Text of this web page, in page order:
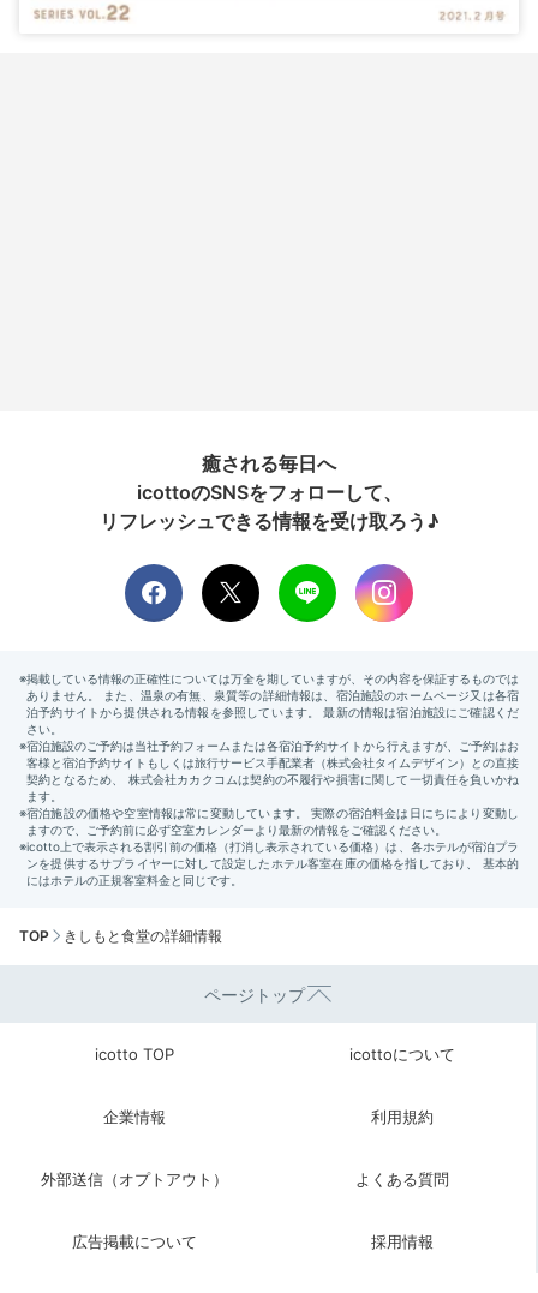
癒される毎日へ
icottoのSNSをフォローして、
リフレッシュできる情報を受け取ろう♪
TOP きしもと食堂の詳細情報
ページトップ
icotto TOP icottoについて
企業情報 利用規約
外部送信（オプトアウト） よくある質問
広告掲載について 採用情報